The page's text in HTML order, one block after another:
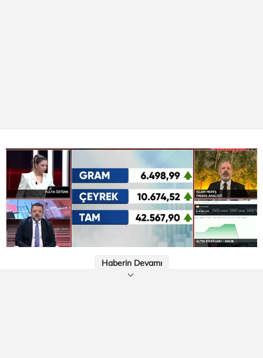
Haberin Devamı